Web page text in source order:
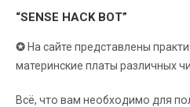
“SENSE HACK BOT”
✪ На сайте представлены
материнские платы различных
Всё, что вам необходимо для